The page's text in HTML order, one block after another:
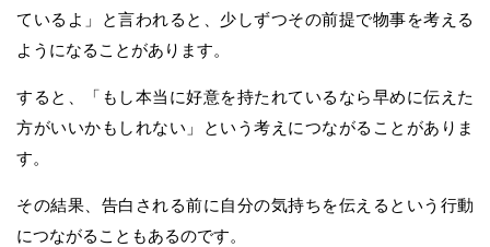
ているよ」と言われると、少しずつその前提で物事を考える
ようになることがあります。
すると、「もし本当に好意を持たれているなら早めに伝えた
方がいいかもしれない」という考えにつながることがありま
す。
その結果、告白される前に自分の気持ちを伝えるという行動
につながることもあるのです。